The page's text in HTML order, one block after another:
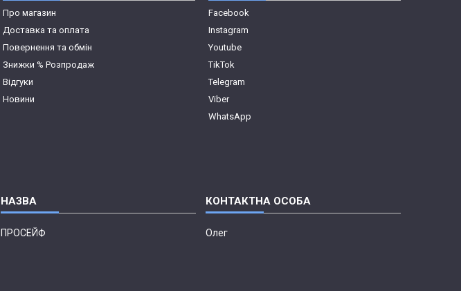
Про магазин
Доставка та оплата
Повернення та обмін
Знижки % Розпродаж
Відгуки
Новини
Facebook
Instagram
Youtube
TikTok
Telegram
Viber
WhatsApp
ПРОСЕЙФ Олег